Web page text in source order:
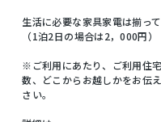
生活に必要な家具家電は揃っ
（1泊2日の場合は2，000円）
※ご利用にあたり、ご利用住
数、どこからお越しかをお伝
さい。